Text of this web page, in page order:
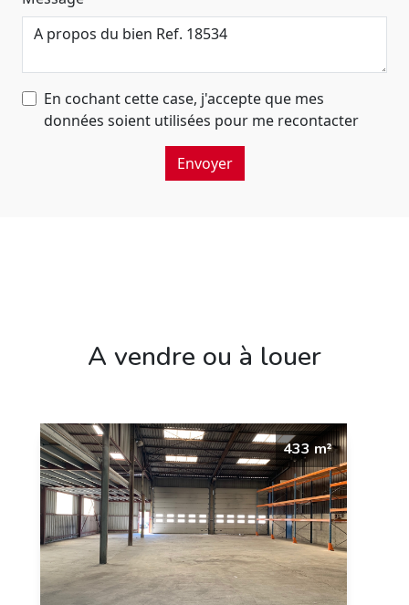
En cochant cette case, j'accepte que mes
données soient utilisées pour me recontacter
Envoyer
A vendre ou à louer
433 m²